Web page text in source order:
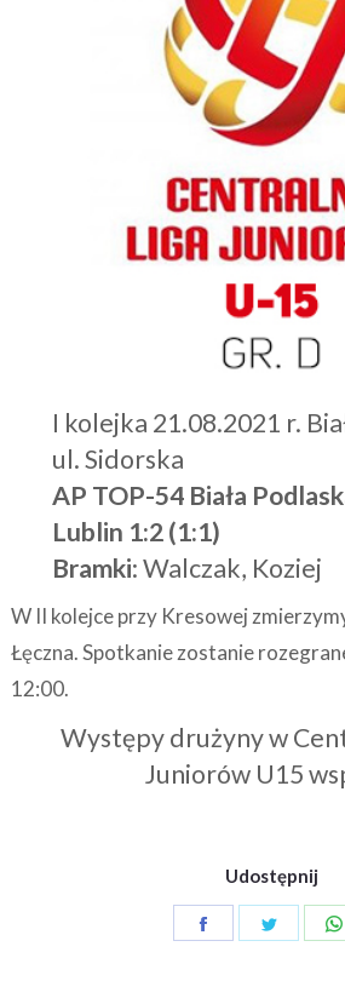
I kolejka 21.08.2021 r.
ul. Sidorska
AP TOP-54 Biała
Lublin 1:2 (1:1)
Bramki: Walczak, Koziej
W II kolejce przy Kresowej
Łęczna. Spotkanie zostanie
12:00.
Występy drużyny w
Juniorów U15
Udostępnij